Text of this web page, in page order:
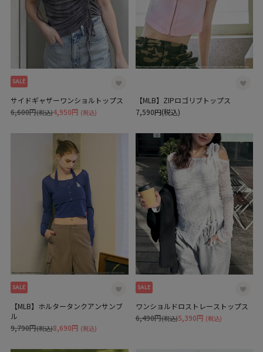
SALE
サイドギャザーワンショルトップス
4,950円 (税込)
6,600円(税込)
【MLB】ZIPロゴリブトップス
7,590円(税込)
SALE
【MLB】ホルタータンクアンサンブ
ル
8,690円 (税込)
9,790円(税込)
SALE
ワンショルドロストレーストップス
5,390円 (税込)
6,490円(税込)